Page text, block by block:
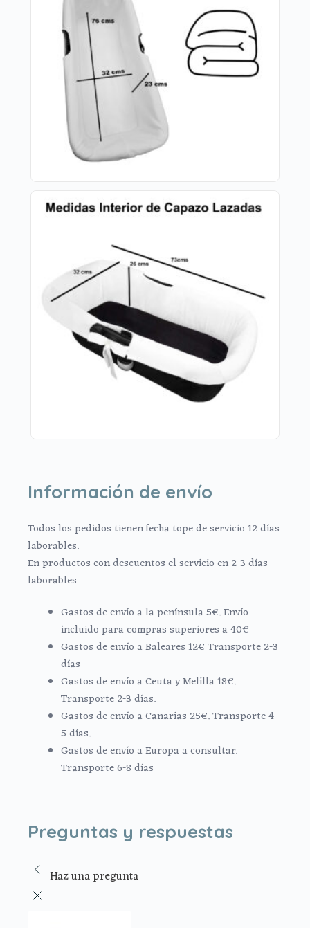
Información de envío
Todos los pedidos tienen fecha tope de servicio 12 días
laborables.
En productos con descuentos el servicio en 2-3 días
laborables
Gastos de envío a la península 5€. Envío
incluido para compras superiores a 40€
Gastos de envío a Baleares 12€ Transporte 2-3
días
Gastos de envío a Ceuta y Melilla 18€.
Transporte 2-3 días.
Gastos de envío a Canarias 25€. Transporte 4-
5 días.
Gastos de envío a Europa a consultar.
Transporte 6-8 días
Preguntas y respuestas
Haz una pregunta